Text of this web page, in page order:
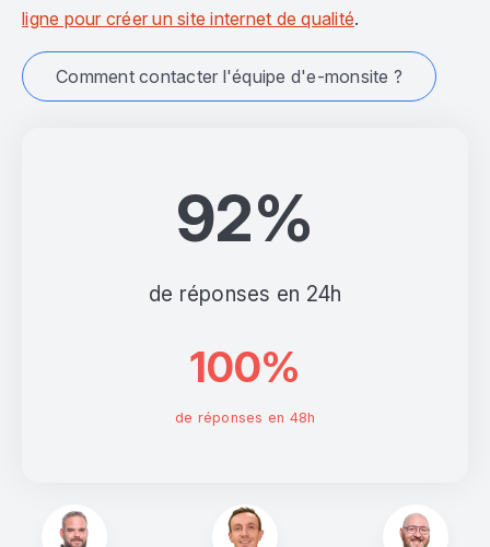
92%
de réponses en 24h
100%
de réponses en 48h
ligne pour créer un site internet de qualité.
Comment contacter l'équipe d'e-monsite ?